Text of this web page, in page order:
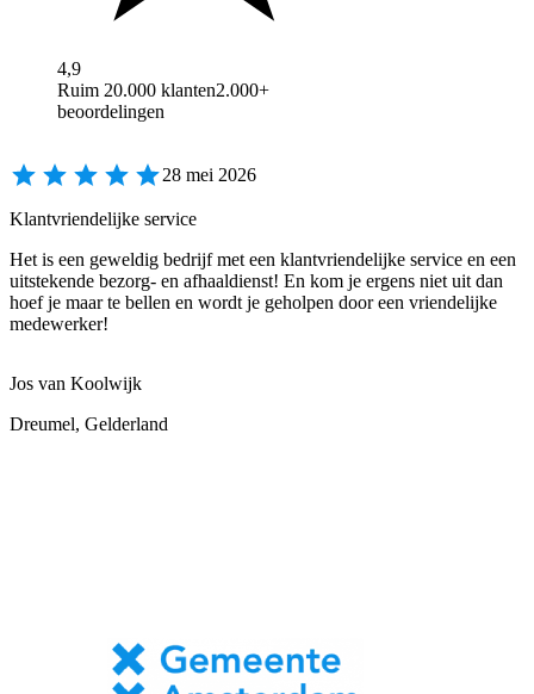
4,9
Ruim 20.000 klanten2.000+
beoordelingen
28 mei 2026
Klantvriendelijke service
Het is een geweldig bedrijf met een klantvriendelijke service en een
uitstekende bezorg- en afhaaldienst! En kom je ergens niet uit dan
hoef je maar te bellen en wordt je geholpen door een vriendelijke
medewerker!
Jos van Koolwijk
Dreumel, Gelderland